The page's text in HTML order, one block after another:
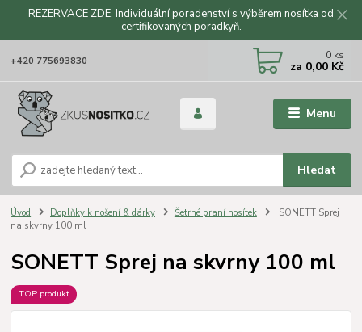
REZERVACE ZDE. Individuální poradenství s výběrem nosítka od
certifikovaných poradkyň.
Menu
Hledat
+420 775693830 0 ks
za 0,00 Kč
Úvod Doplňky k nošení & dárky Šetrné praní nosítek
SONETT Sprej
na skvrny 100 ml
SONETT Sprej na skvrny 100 ml
TOP produkt